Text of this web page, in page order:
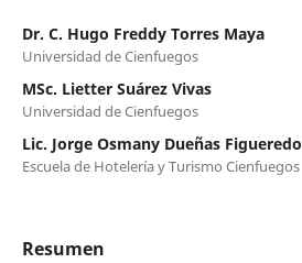
Dr. C. Hugo Freddy Torres Maya
Universidad de Cienfuegos
MSc. Lietter Suárez Vivas
Universidad de Cienfuegos
Lic. Jorge Osmany Dueñas Figueredo
Escuela de Hotelería y Turismo Cienfuegos
Resumen